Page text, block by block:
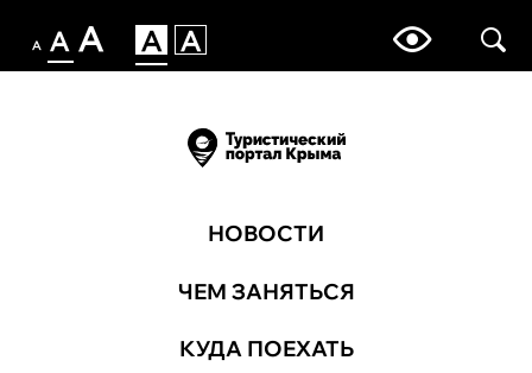
НОВОСТИ
ЧЕМ ЗАНЯТЬСЯ
КУДА ПОЕХАТЬ